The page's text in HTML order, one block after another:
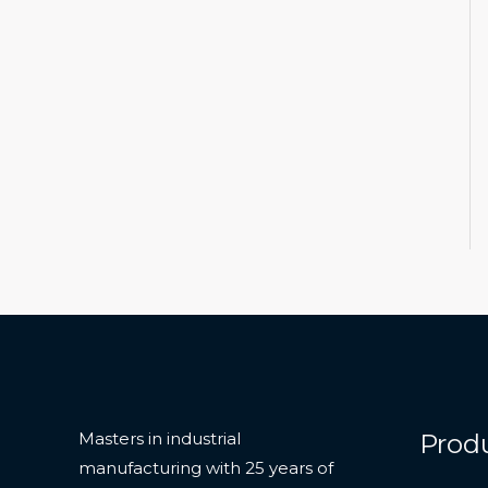
Masters in industrial
manufacturing with 25 years of